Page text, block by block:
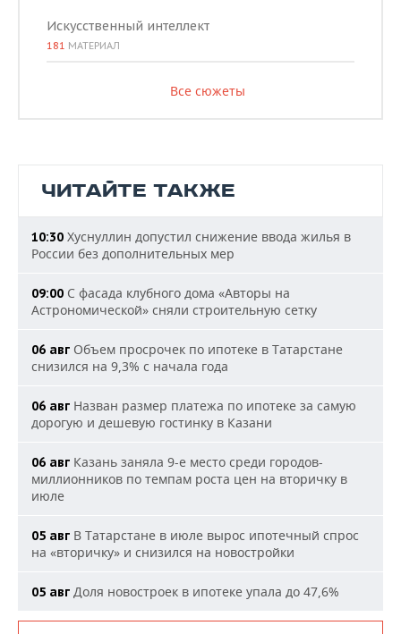
Искусственный интеллект
181 МАТЕРИАЛ
Все сюжеты
ЧИТАЙТЕ ТАКЖЕ
10:30 Хуснуллин допустил снижение ввода жилья в
России без дополнительных мер
09:00 С фасада клубного дома «Авторы на
Астрономической» сняли строительную сетку
06 авг Объем просрочек по ипотеке в Татарстане
снизился на 9,3% с начала года
06 авг Назван размер платежа по ипотеке за самую
дорогую и дешевую гостинку в Казани
06 авг Казань заняла 9-е место среди городов-
миллионников по темпам роста цен на вторичку в
июле
05 авг В Татарстане в июле вырос ипотечный спрос
на «вторичку» и снизился на новостройки
05 авг Доля новостроек в ипотеке упала до 47,6%